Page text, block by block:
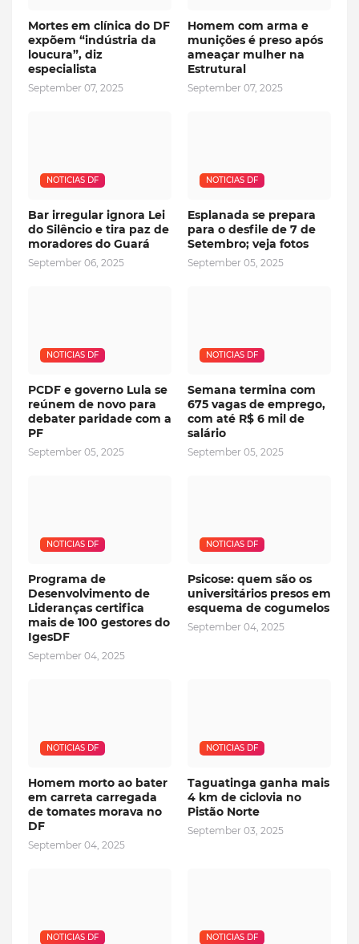
Mortes em clínica do DF
expõem “indústria da
loucura”, diz
especialista
September 07, 2025
Homem com arma e
munições é preso após
ameaçar mulher na
Estrutural
September 07, 2025
NOTICIAS DF
Bar irregular ignora Lei
do Silêncio e tira paz de
moradores do Guará
September 06, 2025
NOTICIAS DF
Esplanada se prepara
para o desfile de 7 de
Setembro; veja fotos
September 05, 2025
NOTICIAS DF
PCDF e governo Lula se
reúnem de novo para
debater paridade com a
PF
September 05, 2025
NOTICIAS DF
Semana termina com
675 vagas de emprego,
com até R$ 6 mil de
salário
September 05, 2025
NOTICIAS DF
Programa de
Desenvolvimento de
Lideranças certifica
mais de 100 gestores do
IgesDF
September 04, 2025
NOTICIAS DF
Psicose: quem são os
universitários presos em
esquema de cogumelos
September 04, 2025
NOTICIAS DF
Homem morto ao bater
em carreta carregada
de tomates morava no
DF
September 04, 2025
NOTICIAS DF
Taguatinga ganha mais
4 km de ciclovia no
Pistão Norte
September 03, 2025
NOTICIAS DF NOTICIAS DF